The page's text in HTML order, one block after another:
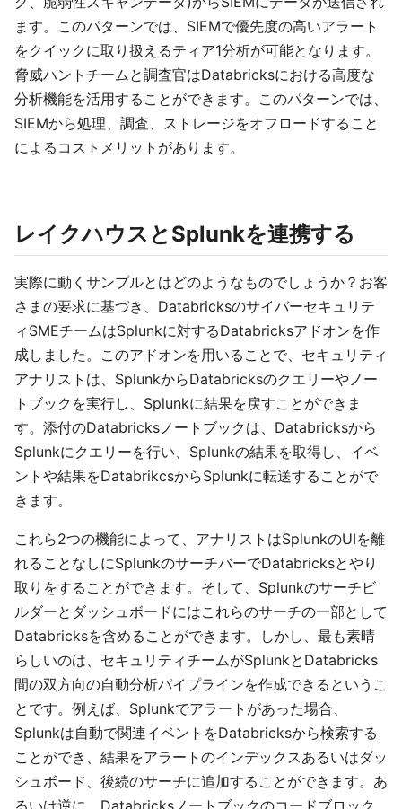
ます。このパターンでは、SIEMで優先度の高いアラート
をクイックに取り扱えるティア1分析が可能となります。
脅威ハントチームと調査官はDatabricksにおける高度な
分析機能を活用することができます。このパターンでは、
SIEMから処理、調査、ストレージをオフロードすること
によるコストメリットがあります。
レイクハウスとSplunkを連携する
実際に動くサンプルとはどのようなものでしょうか？お客
さまの要求に基づき、Databricksのサイバーセキュリテ
ィSMEチームはSplunkに対するDatabricksアドオンを作
成しました。このアドオンを用いることで、セキュリティ
アナリストは、SplunkからDatabricksのクエリーやノー
トブックを実行し、Splunkに結果を戻すことができま
す。添付のDatabricksノートブックは、Databricksから
Splunkにクエリーを行い、Splunkの結果を取得し、イベ
ントや結果をDatabrikcsからSplunkに転送することがで
きます。
これら2つの機能によって、アナリストはSplunkのUIを離
れることなしにSplunkのサーチバーでDatabricksとやり
取りをすることができます。そして、Splunkのサーチビ
ルダーとダッシュボードにはこれらのサーチの一部として
Databricksを含めることができます。しかし、最も素晴
らしいのは、セキュリティチームがSplunkとDatabricks
間の双方向の自動分析パイプラインを作成できるというこ
とです。例えば、Splunkでアラートがあった場合、
Splunkは自動で関連イベントをDatabricksから検索する
ことができ、結果をアラートのインデックスあるいはダッ
シュボード、後続のサーチに追加することができます。あ
るいは逆に、Databricksノートブックのコードブロック